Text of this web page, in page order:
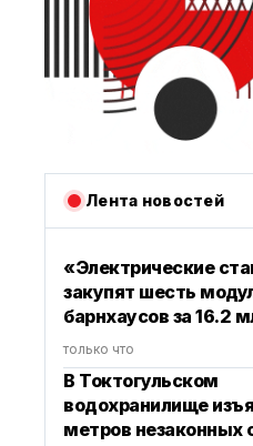
Лента новостей
«Электрические
закупят шесть
барнхаусов за 16.2
только что
В Токтогульском
водохранилище
метров незаконных